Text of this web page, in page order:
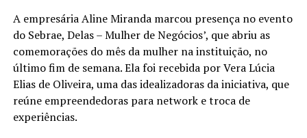
A empresária Aline Miranda marcou presença no evento
do Sebrae, Delas – Mulher de Negócios’, que abriu as
comemorações do mês da mulher na instituição, no
último fim de semana. Ela foi recebida por Vera Lúcia
Elias de Oliveira, uma das idealizadoras da iniciativa, que
reúne empreendedoras para network e troca de
experiências.